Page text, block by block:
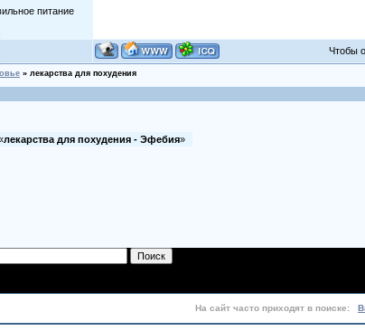
Чтобы
» лекарства для похудения
лекарства для похудения - Эфебия»
На сайт часто приходят в поиске: